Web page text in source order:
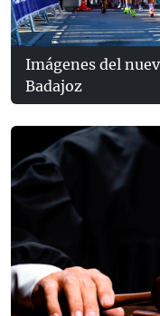
Imágenes del
Badajoz